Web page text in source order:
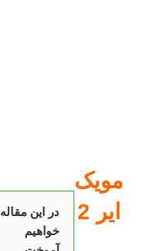
مویک
ایر 2
در این مقاله
خواهیم